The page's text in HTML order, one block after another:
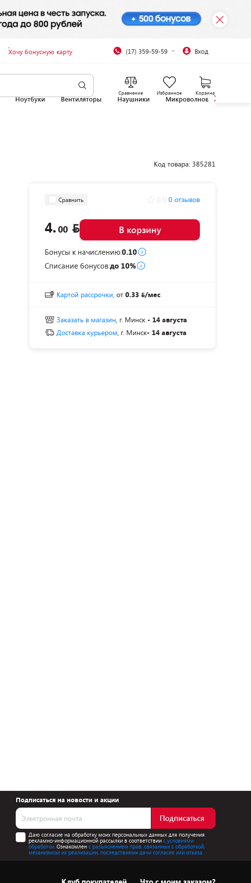
Хочу бонусную карту (17) 359-59-59 Вход
Сравнение Избранное Корзина
Ноутбуки Вентиляторы Наушники Микроволновые печи
Код товара: 385281
Сравнить 0 отзывов
4.00 В корзину
Бонусы к начислению:0.10
Списание бонусов:до 10%
Картой рассрочки, от 0.33 /мес
Заказать в магазин, г. Минск - 14 августа
Доставка курьером, г. Минск- 14 августа
Подписаться на новости и акции
Подписаться
Даю согласие на обработку моих персональных данных для получения
рекламно-информационной рассылки в соответствиис условиями
обработки. Ознакомлен с разъяснением прав, связанных с обработкой,
механизмом их реализации, последствиями дачи согласия или отказа.